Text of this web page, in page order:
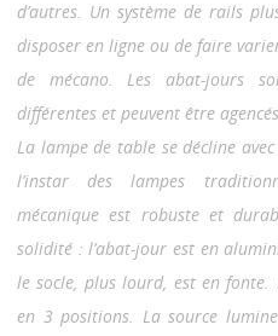
d’autres. Un système de rails
disposer en ligne ou de faire
de mécano. Les abat-jours
différentes et peuvent être
La lampe de table se décline
l’instar des lampes
mécanique est robuste et
solidité : l’abat-jour est en
le socle, plus lourd, est en
en 3 positions. La source